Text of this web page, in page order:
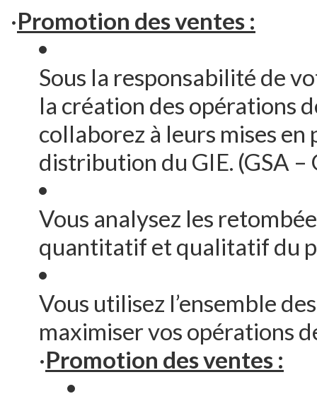
·Promotion des ventes :
Sous la responsabilité de
la création des opérations
collaborez à leurs mises
distribution du GIE. (GSA –
Vous analysez les
quantitatif et qualitatif du
Vous utilisez l’ensemble
maximiser vos opérations
·Promotion des ventes :